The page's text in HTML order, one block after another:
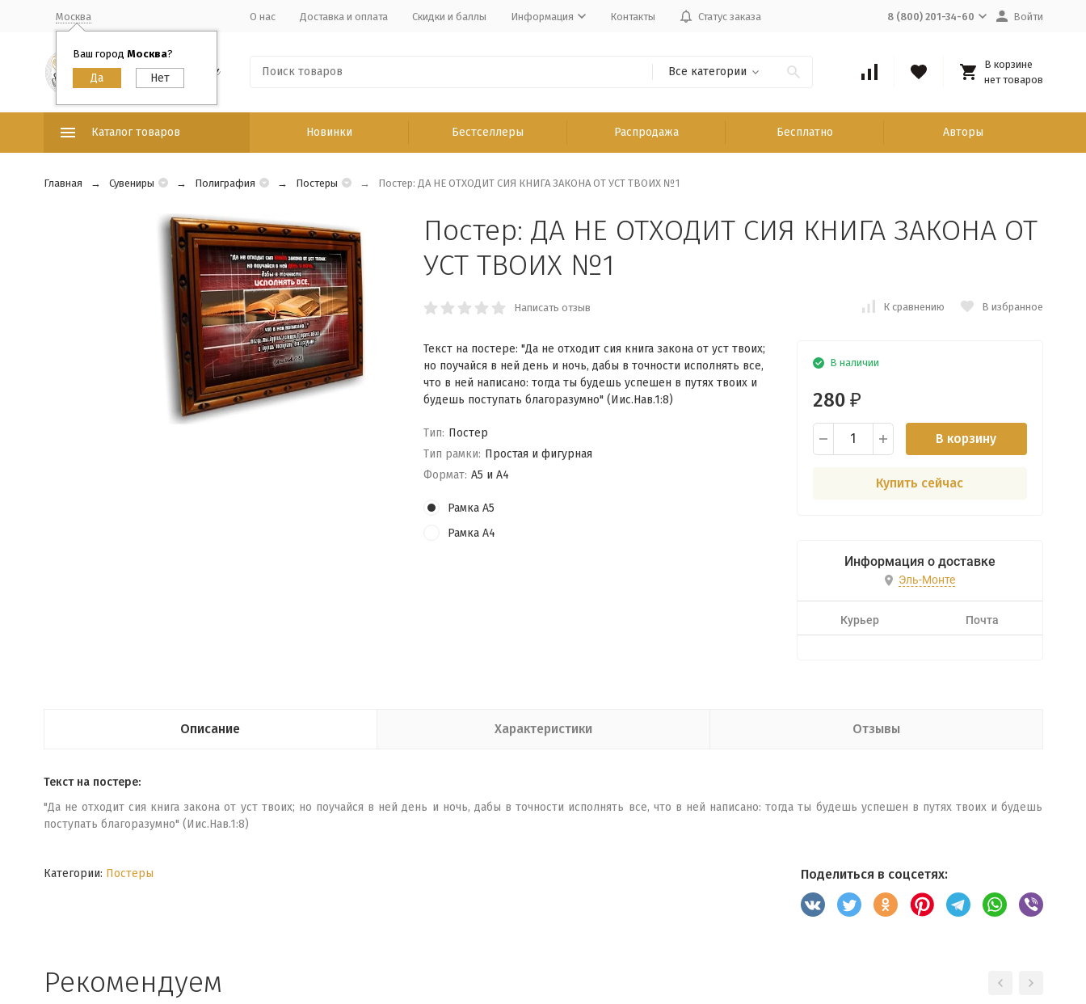
Москва
Ваш город Москва?
О нас Доставка и оплата Скидки и баллы Информация Контакты Статус заказа 8 (800) 201-34-60 Войти
Все категории
В корзине
нет товаров
Каталог товаров Новинки Бестселлеры Распродажа Бесплатно Авторы
Главная Сувениры Полиграфия Постеры Постер: ДА НЕ ОТХОДИТ СИЯ КНИГА ЗАКОНА ОТ УСТ ТВОИХ №1
Постер: ДА НЕ ОТХОДИТ СИЯ КНИГА ЗАКОНА ОТ
УСТ ТВОИХ №1
Написать отзыв К сравнению В избранное
Текст на постере: "Да не отходит сия книга закона от уст твоих;
но поучайся в ней день и ночь, дабы в точности исполнять все,
что в ней написано: тогда ты будешь успешен в путях твоих и
будешь поступать благоразумно" (Иис.Нав.1:8)
Тип: Постер
Тип рамки: Простая и фигурная
Формат: А5 и А4
Рамка А5
Рамка А4
В наличии
280 ₽
В корзину
Купить сейчас
Информация о доставке
Эль-Монте
Курьер Почта
Описание Характеристики Отзывы
Текст на постере:
"Да не отходит сия книга закона от уст твоих; но поучайся в ней день и ночь, дабы в точности исполнять все, что в ней написано: тогда ты будешь успешен в путях твоих и будешь
поступать благоразумно" (Иис.Нав.1:8)
Категории: Постеры Поделиться в соцсетях:
Рекомендуем